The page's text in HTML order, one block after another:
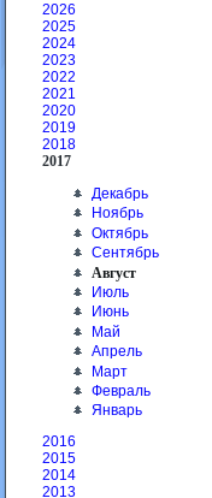
2026
2025
2024
2023
2022
2021
2020
2019
2018
2017
Декабрь
Ноябрь
Октябрь
Сентябрь
Август
Июль
Июнь
Май
Апрель
Март
Февраль
Январь
2016
2015
2014
2013